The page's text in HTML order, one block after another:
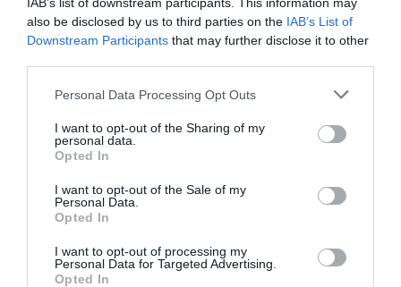
also be disclosed by us to third parties on the IAB’s List of
Downstream Participants that may further disclose it to other
Please note that this website/app uses one or more Google
not limited to your visit or usage behaviour. You may click to
grant or deny consent to Google and its third-party tags to
use your data for below specified purposes in below Google
consent section.
Personal Data Processing Opt Outs
I want to opt-out of the Sharing of my
personal data.
Opted In
I want to opt-out of the Sale of my
Personal Data.
Opted In
I want to opt-out of processing my
Personal Data for Targeted Advertising.
Opted In
a legjobb alvási pozíció?
okozhatja
Azáltal, hogy a szerveket „éjszakai üzemmódba"
helyezi, és megváltoztatja a véráramlást, hogy